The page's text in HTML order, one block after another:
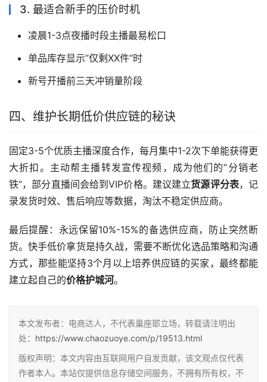
3. 最适合新手的压价时机
凌晨1-3点夜播时段主播最易松口
单品库存显示”仅剩XX件”时
新号开播前三天冲销量阶段
四、维护长期低价供应链的秘诀
固定3-5个优质主播深度合作，每月集中1-2次下单能获得更
大折扣。主动帮主播转发宣传视频，成为他们的”分销老
铁”，部分直播间会给到VIP价格。建议建立货源评分表，记
录发货时效、售后响应等数据，淘汰不稳定供应商。
最后提醒：永远保留10%-15%的备选供应商，防止突然断
货。快手低价拿货是持久战，需要不断优化选品策略和沟通
方式，那些能坚持3个月以上培养供应链的买家，最终都能
建立起自己的价格护城河。
本文发布者：电商达人，不代表巢座耶立场，转载请注明出
处： https://www.chaozuoye.com/p/19513.html
版权声明：本文内容由互联网用户自发贡献，该文观点仅代表
作者本人。本站仅提供信息存储空间服务，不拥有所有权，不